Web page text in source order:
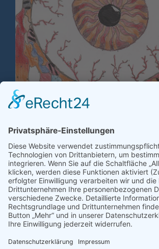
Nesterschule
Kooperationsprojekt für Blinde und
Sehbehinderte
Dr.-Wilhelm-André-Gymnasium
Tobias Reuther, Schulleiter